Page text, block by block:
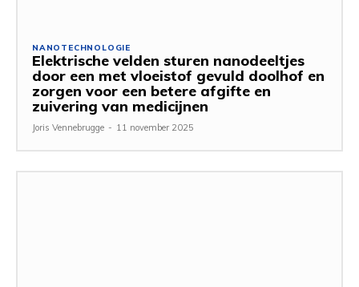
NANOTECHNOLOGIE
Elektrische velden sturen nanodeeltjes
door een met vloeistof gevuld doolhof en
zorgen voor een betere afgifte en
zuivering van medicijnen
Joris Vennebrugge - 11 november 2025